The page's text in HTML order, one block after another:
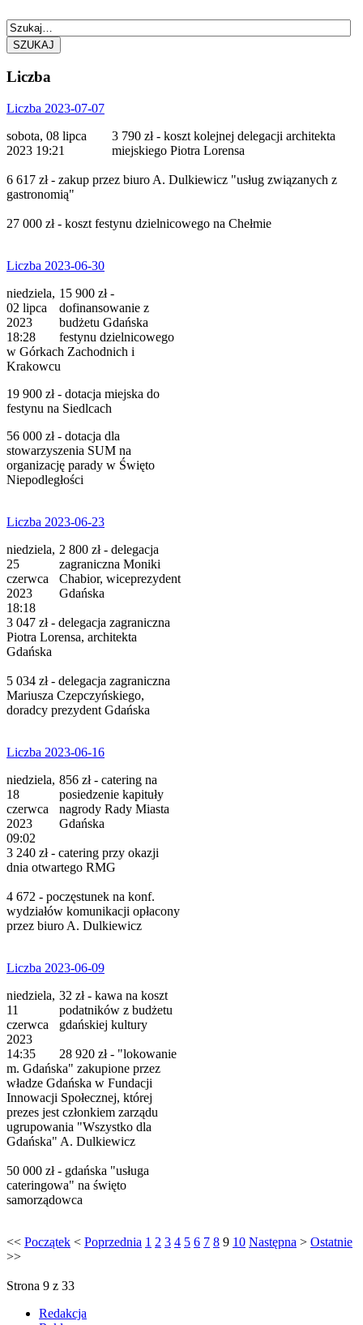
SZUKAJ
Liczba
Liczba 2023-07-07
sobota, 08 lipca
2023 19:21
3 790 zł - koszt kolejnej delegacji architekta
miejskiego Piotra Lorensa
6 617 zł - zakup przez biuro A. Dulkiewicz "usług związanych z
gastronomią"
27 000 zł - koszt festynu dzielnicowego na Chełmie
Liczba 2023-06-30
niedziela,
02 lipca
2023
18:28
15 900 zł -
dofinansowanie z
budżetu Gdańska
festynu dzielnicowego
w Górkach Zachodnich i
Krakowcu
19 900 zł - dotacja miejska do
festynu na Siedlcach
56 000 zł - dotacja dla
stowarzyszenia SUM na
organizację parady w Święto
Niepodległości
Liczba 2023-06-23
niedziela,
25
czerwca
2023
18:18
2 800 zł - delegacja
zagraniczna Moniki
Chabior, wiceprezydent
Gdańska
3 047 zł - delegacja zagraniczna
Piotra Lorensa, architekta
Gdańska
5 034 zł - delegacja zagraniczna
Mariusza Czepczyńskiego,
doradcy prezydent Gdańska
Liczba 2023-06-16
niedziela,
18
czerwca
2023
09:02
856 zł - catering na
posiedzenie kapituły
nagrody Rady Miasta
Gdańska
3 240 zł - catering przy okazji
dnia otwartego RMG
4 672 - poczęstunek na konf.
wydziałów komunikacji opłacony
przez biuro A. Dulkiewicz
Liczba 2023-06-09
niedziela,
11
czerwca
2023
14:35
32 zł - kawa na koszt
podatników z budżetu
gdańskiej kultury
28 920 zł - "lokowanie
m. Gdańska" zakupione przez
władze Gdańska w Fundacji
Innowacji Społecznej, której
prezes jest członkiem zarządu
ugrupowania "Wszystko dla
Gdańska" A. Dulkiewicz
50 000 zł - gdańska "usługa
cateringowa" na święto
samorządowca
<< Początek < Poprzednia 1 2 3 4 5 6 7 8 9 10 Następna > Ostatnie
>>
Strona 9 z 33
Redakcja